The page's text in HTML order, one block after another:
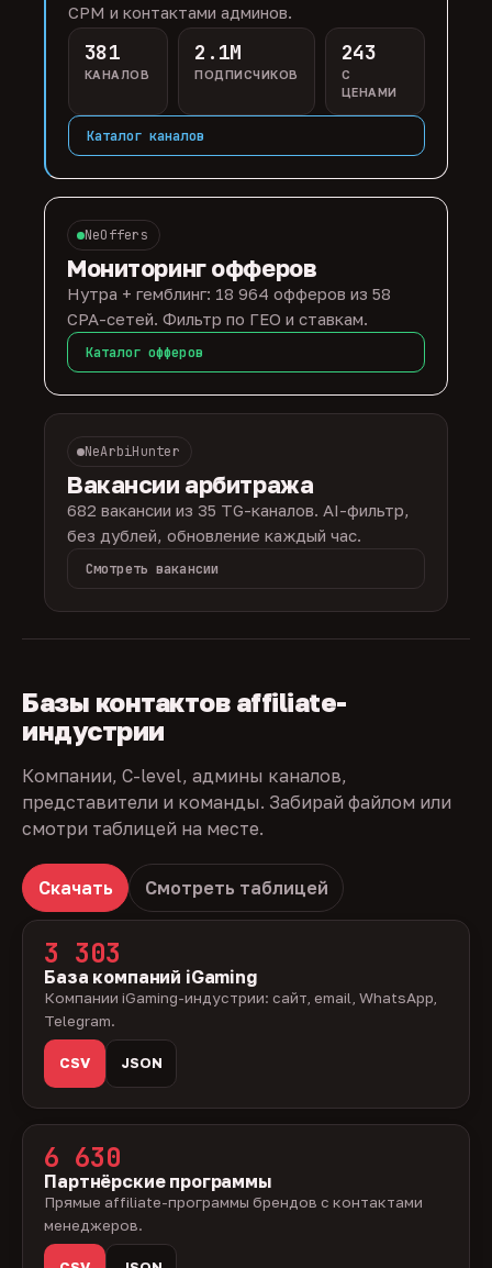
CPM и контактами админов.
381
КАНАЛОВ
2.1M
ПОДПИСЧИКОВ
243
С
ЦЕНАМИ
Каталог каналов
NeOffers
Мониторинг офферов
Нутра + гемблинг: 18 964 офферов из 58
CPA-сетей. Фильтр по ГЕО и ставкам.
Каталог офферов
NeArbiHunter
Вакансии арбитража
682 вакансии из 35 TG-каналов. AI-фильтр,
без дублей, обновление каждый час.
Смотреть вакансии
Базы контактов affiliate-
индустрии
Компании, C-level, админы каналов,
представители и команды. Забирай файлом или
смотри таблицей на месте.
Скачать Смотреть таблицей
3 303
База компаний iGaming
Компании iGaming-индустрии: сайт, email, WhatsApp,
Telegram.
CSV JSON
6 630
Партнёрские программы
Прямые affiliate-программы брендов с контактами
менеджеров.